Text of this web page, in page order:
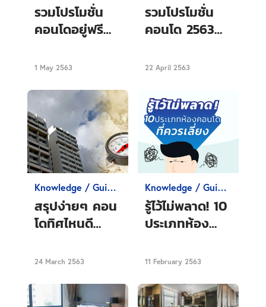
Condo
รวมโปรโมชั่น
คอนโดอยู่ฟรี
คอนโดให้และ
ราคาถูก
1 May 2563
Condo
รวมโปรโมชั่น
คอนโด 2563
ประจำปี เจ้าไหน
22 April 2563
Knowledge / Guide
Condo
สรุปง่ายๆ คอน
โดทิศไหนดี
สไตล์ของคุณ
24 March 2563
Knowledge / Guide
Condo
รู้ไว้ไม่พลาด! 10
ประเภทห้อง
เลี่ยง
11 February 2563